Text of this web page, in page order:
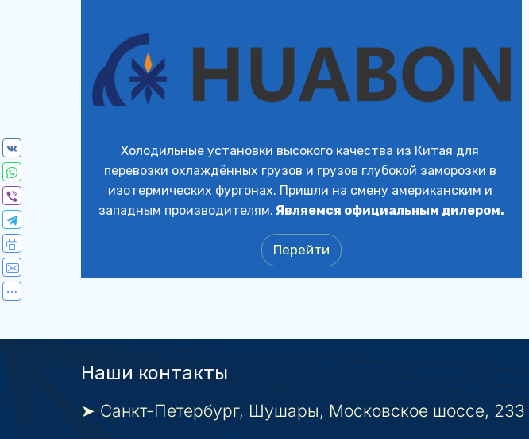
Холодильные установки высокого качества из Китая для
перевозки охлаждённых грузов и грузов глубокой заморозки в
изотермических фургонах. Пришли на смену американским и
западным производителям. Являемся официальным дилером.
Перейти
Наши контакты
➤ Санкт-Петербург, Шушары, Московское шоссе, 233